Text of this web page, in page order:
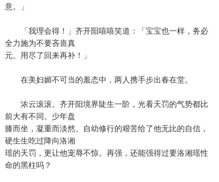
意。」
「我理会得！」齐开阳嘻嘻笑道：「宝宝也一样，务必
全力施为不要吝啬真
元。用尽了回来再补！」
在美妇媚不可当的羞态中，两人携手步出春在堂。
浓云滚滚。齐开阳境界陡生一阶，光看天罚的气势都比
前大有不同。少年盘
膝而坐，凝重而淡然。自幼修行的艰苦给了他无比的自信，
硬生生吃过降向洛湘
瑶的天罚，更让他宠辱不惊。再强，还能强得过要洛湘瑶性
命的黑柱吗？